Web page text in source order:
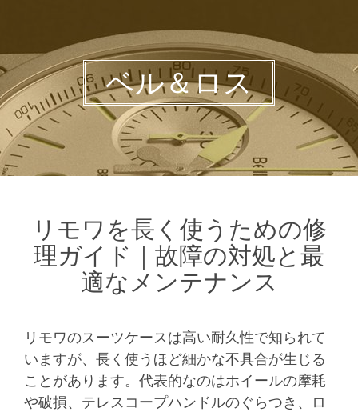
ベル＆ロス
リモワを長く使うための修
理ガイド｜故障の対処と最
適なメンテナンス
リモワのスーツケースは高い耐久性で知られて
いますが、長く使うほど細かな不具合が生じる
ことがあります。代表的なのはホイールの摩耗
や破損、テレスコープハンドルのぐらつき、ロ